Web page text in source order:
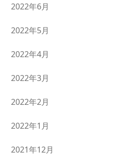
2022年6月
2022年5月
2022年4月
2022年3月
2022年2月
2022年1月
2021年12月